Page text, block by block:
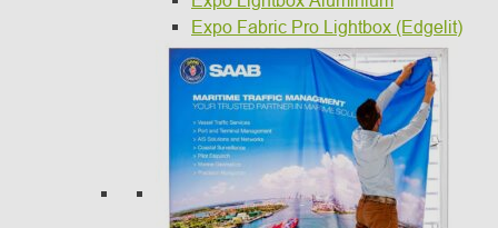
Expo Fabric Pro Lightbox (Edgelit)